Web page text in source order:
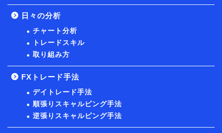
日々の分析
チャート分析
トレードスキル
取り組み方
FXトレード手法
デイトレード手法
順張りスキャルピング手法
逆張りスキャルピング手法